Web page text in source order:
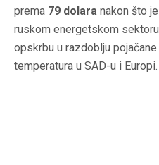
prema 79 dolara nakon što
ruskom energetskom
opskrbu u razdoblju
temperatura u SAD-u i Europi.